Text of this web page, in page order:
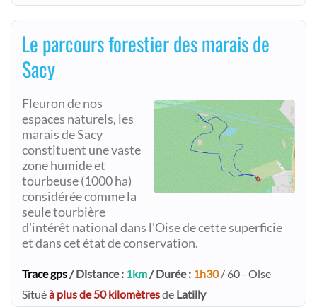
Le parcours forestier des marais de
Sacy
Fleuron de nos
espaces naturels, les
marais de Sacy
constituent une vaste
zone humide et
tourbeuse (1000 ha)
considérée comme la
seule tourbière
d'intérêt national dans l'Oise de cette superficie
et dans cet état de conservation.
Trace gps/ Distance : 1km/ Durée : 1h30/ 60 - Oise
Situéà plus de 50 kilomètresde Latilly